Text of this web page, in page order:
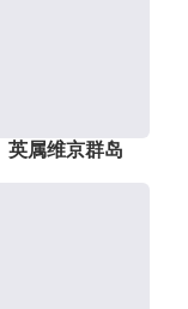
英属维京群岛